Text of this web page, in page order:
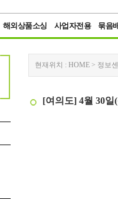
해외상품소싱 사업자전용 묶음
현재위치 : HOME > 정보
[여의도] 4월 30